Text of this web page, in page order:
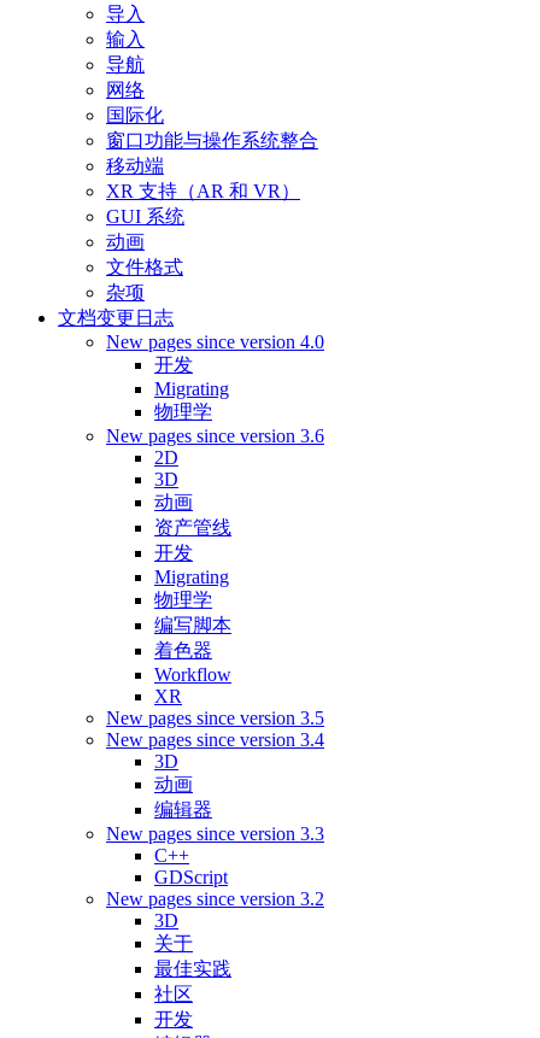
导入
输入
导航
网络
国际化
窗口功能与操作系统整合
移动端
XR 支持（AR 和 VR）
GUI 系统
动画
文件格式
杂项
文档变更日志
New pages since version 4.0
开发
Migrating
物理学
New pages since version 3.6
2D
3D
动画
资产管线
开发
Migrating
物理学
编写脚本
着色器
Workflow
XR
New pages since version 3.5
New pages since version 3.4
3D
动画
编辑器
New pages since version 3.3
C++
GDScript
New pages since version 3.2
3D
关于
最佳实践
社区
开发